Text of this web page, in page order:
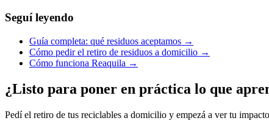
Seguí leyendo
Guía completa: qué residuos aceptamos →
Cómo pedir el retiro de residuos a domicilio →
Cómo funciona Reaquila →
¿Listo para poner en práctica lo que
Pedí el retiro de tus reciclables a domicilio y empezá a ver tu